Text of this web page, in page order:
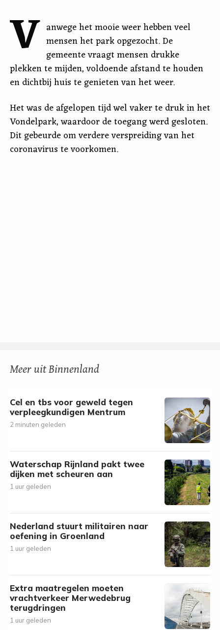
V anwege het mooie weer hebben veel
mensen het park opgezocht. De
gemeente vraagt mensen drukke
plekken te mijden, voldoende afstand te houden
en dichtbij huis te genieten van het weer.
Het was de afgelopen tijd wel vaker te druk in het
Vondelpark, waardoor de toegang werd gesloten.
Dit gebeurde om verdere verspreiding van het
coronavirus te voorkomen.
Meer uit Binnenland
Cel en tbs voor geweld tegen
verpleegkundigen Mentrum
2 minuten geleden
Waterschap Rijnland pakt twee
dijken met scheuren aan
1 uur geleden
Nederland stuurt militairen naar
oefening in Groenland
1 uur geleden
Extra maatregelen moeten
vrachtverkeer Merwedebrug
terugdringen
1 uur geleden